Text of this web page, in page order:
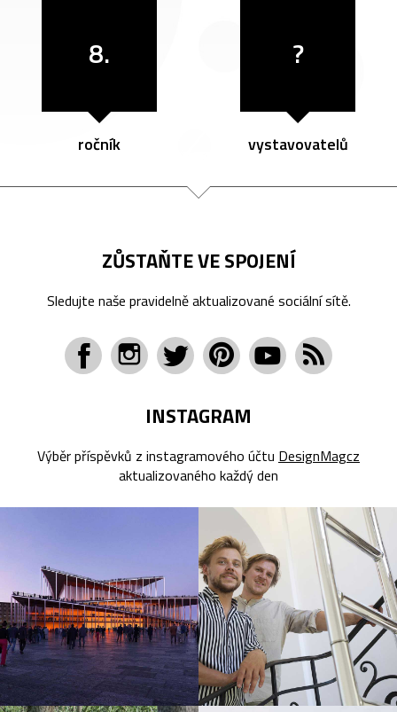
8.
ročník
?
vystavovatelů
ZŮSTAŇTE VE SPOJENÍ
Sledujte naše pravidelně aktualizované sociální sítě.
INSTAGRAM
Výběr příspěvků z instagramového účtu DesignMagcz
aktualizovaného každý den